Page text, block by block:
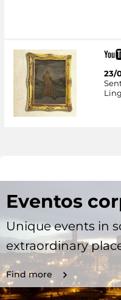
23/
Eventos
Unique events in
extraordinary
Find more